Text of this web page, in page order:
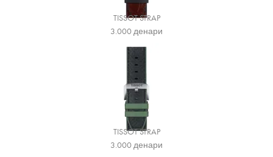
TISSOT STRAP
3.000денари
TISSOT STRAP
3.000денари